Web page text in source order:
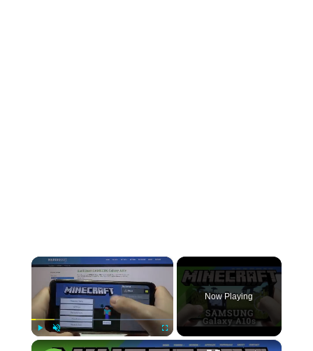
×
Fullscreen
Now Playing
×